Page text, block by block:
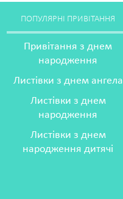
ПОПУЛЯРНІ ПРИВІТАННЯ
Привітання з днем
народження
Листівки з днем ангела
Листівки з днем
народження
Листівки з днем
народження дитячі